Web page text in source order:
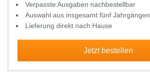
Verpasste Ausgaben nachbestellbar
Auswahl aus insgesamt fünf Jahrgängen
Lieferung direkt nach Hause
Jetzt bestellen